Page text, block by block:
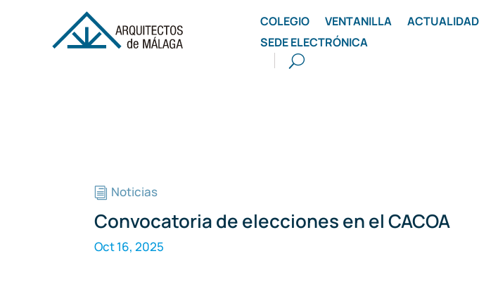
COLEGIO VENTANILLA ACTUALIDAD
SEDE ELECTRÓNICA
i Noticias
Convocatoria de elecciones en el CACOA
Oct 16, 2025